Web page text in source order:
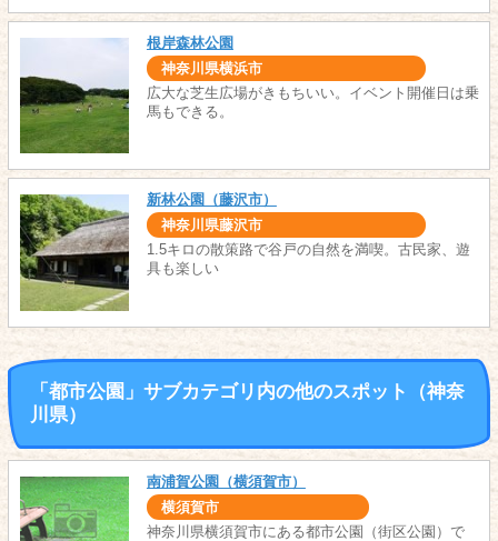
根岸森林公園
神奈川県横浜市
広大な芝生広場がきもちいい。イベント開催日は乗
馬もできる。
新林公園（藤沢市）
神奈川県藤沢市
1.5キロの散策路で谷戸の自然を満喫。古民家、遊
具も楽しい
「都市公園」サブカテゴリ内の他のスポット（神奈
川県）
南浦賀公園（横須賀市）
横須賀市
神奈川県横須賀市にある都市公園（街区公園）で